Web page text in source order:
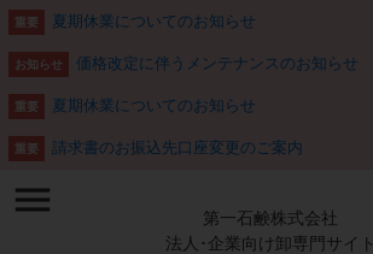
重要 夏期休業についてのお知らせ
お知らせ 価格改定に伴うメンテナンスのお知らせ
重要 夏期休業についてのお知らせ
重要 請求書のお振込先口座変更のご案内
第一石鹸株式会社
法人･企業向け卸専門サイト